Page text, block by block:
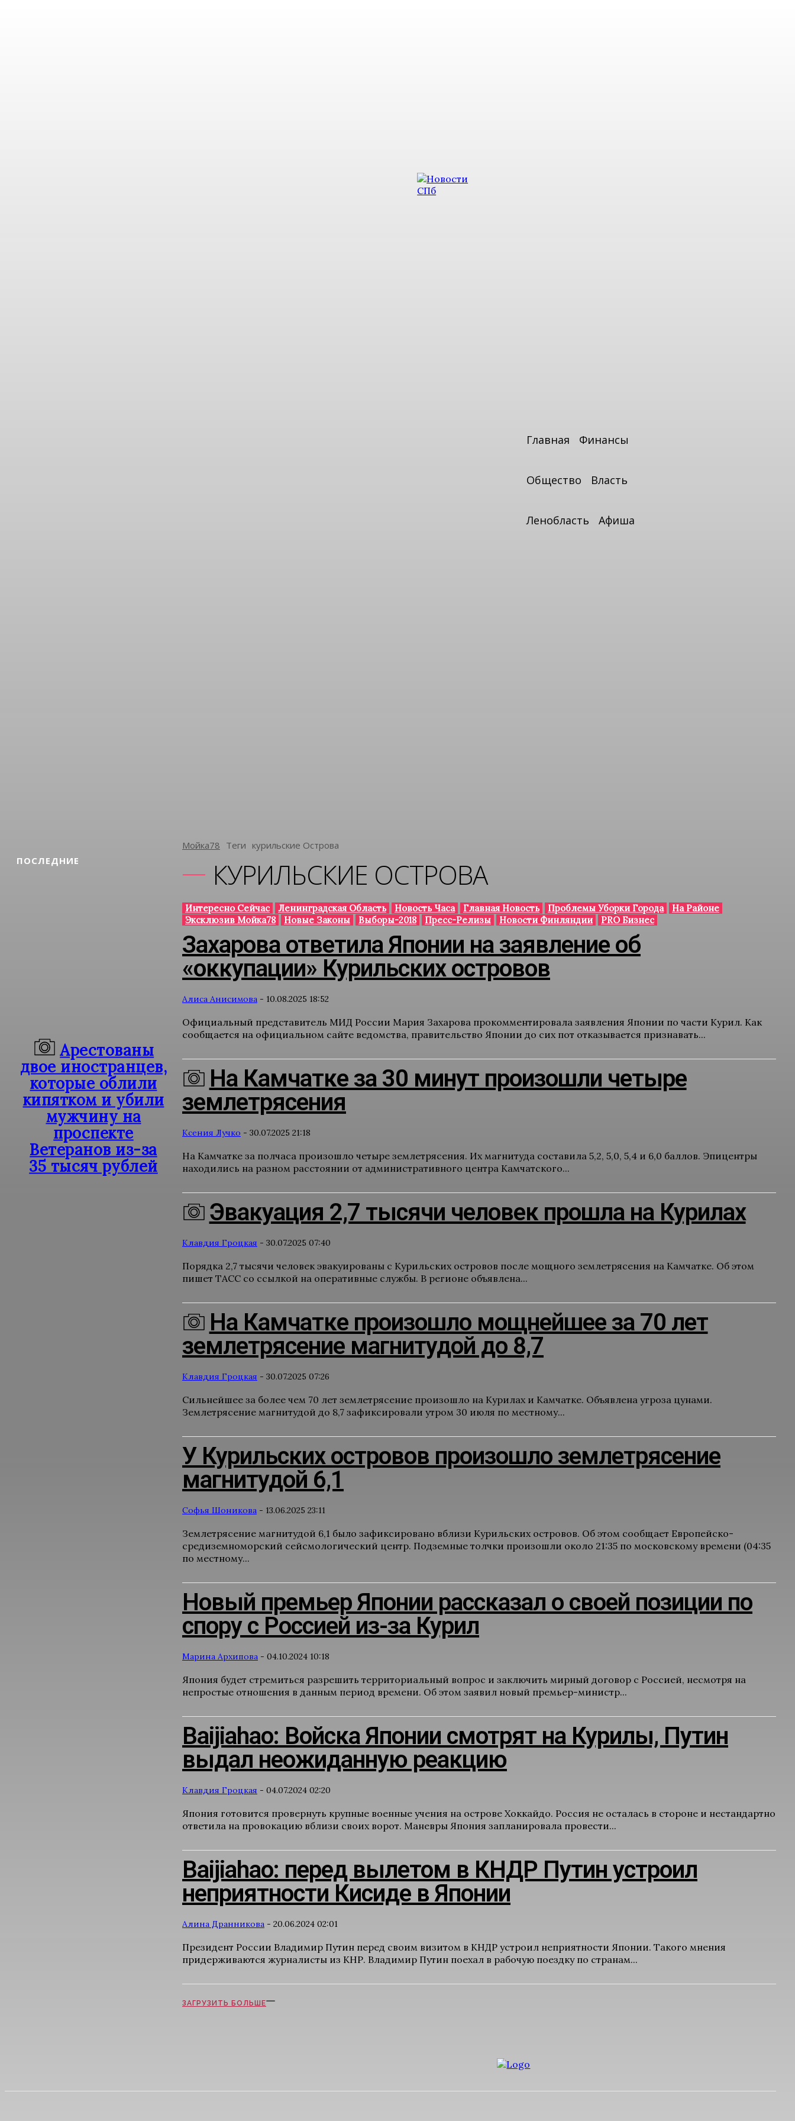
Главная Финансы
Общество Власть
Ленобласть Афиша
ПОСЛЕДНИЕ
Арестованы
двое иностранцев,
которые облили
кипятком и убили
мужчину на
проспекте
Ветеранов из-за
35 тысяч рублей
Мойка78 Теги Курильские Острова
КУРИЛЬСКИЕ ОСТРОВА
Интересно Сейчас Ленинградская Область Новость Часа Главная Новость Проблемы Уборки Города
На Районе
Эксклюзив Мойка78
Новые Законы Выборы-2018 Пресс-Релизы Новости Финляндии PRO Бизнес
Захарова ответила Японии на заявление об
«оккупации» Курильских островов
Алиса Анисимова - 10.08.2025 18:52
Официальный представитель МИД России Мария Захарова прокомментировала заявления Японии по части Курил. Как
сообщается на официальном сайте ведомства, правительство Японии до сих пот отказывается признавать...
На Камчатке за 30 минут произошли четыре
землетрясения
Ксения Лучко - 30.07.2025 21:18
На Камчатке за полчаса произошло четыре землетрясения. Их магнитуда составила 5,2, 5,0, 5,4 и 6,0 баллов. Эпицентры
находились на разном расстоянии от административного центра Камчатского...
Эвакуация 2,7 тысячи человек прошла на Курилах
Клавдия Гроцкая - 30.07.2025 07:40
Порядка 2,7 тысячи человек эвакуированы с Курильских островов после мощного землетрясения на Камчатке. Об этом
пишет ТАСС со ссылкой на оперативные службы. В регионе объявлена...
На Камчатке произошло мощнейшее за 70 лет
землетрясение магнитудой до 8,7
Клавдия Гроцкая - 30.07.2025 07:26
Сильнейшее за более чем 70 лет землетрясение произошло на Курилах и Камчатке. Объявлена угроза цунами.
Землетрясение магнитудой до 8,7 зафиксировали утром 30 июля по местному...
У Курильских островов произошло землетрясение
магнитудой 6,1
Софья Шоникова - 13.06.2025 23:11
Землетрясение магнитудой 6,1 было зафиксировано вблизи Курильских островов. Об этом сообщает Европейско-
средиземноморский сейсмологический центр. Подземные толчки произошли около 21:35 по московскому времени (04:35
по местному...
Новый премьер Японии рассказал о своей позиции по
спору с Россией из-за Курил
Марина Архипова - 04.10.2024 10:18
Япония будет стремиться разрешить территориальный вопрос и заключить мирный договор с Россией, несмотря на
непростые отношения в данным период времени. Об этом заявил новый премьер-министр...
Baijiahao: Войска Японии смотрят на Курилы, Путин
выдал неожиданную реакцию
Клавдия Гроцкая - 04.07.2024 02:20
Япония готовится провернуть крупные военные учения на острове Хоккайдо. Россия не осталась в стороне и нестандартно
ответила на провокацию вблизи своих ворот. Маневры Япония запланировала провести...
Baijiahao: перед вылетом в КНДР Путин устроил
неприятности Кисиде в Японии
Алина Дранникова - 20.06.2024 02:01
Президент России Владимир Путин перед своим визитом в КНДР устроил неприятности Японии. Такого мнения
придерживаются журналисты из КНР. Владимир Путин поехал в рабочую поездку по странам...
ЗАГРУЗИТЬ БОЛЬШЕ